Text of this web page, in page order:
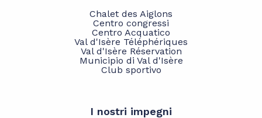
Chalet des Aiglons
Centro congressi
Centro Acquatico
Val d'Isère Téléphériques
Val d'Isère Réservation
Municipio di Val d'Isère
Club sportivo
I nostri impegni